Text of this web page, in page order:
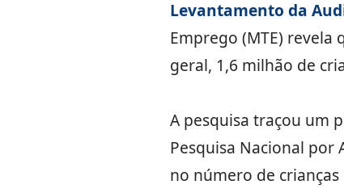
Levantamento da
Emprego (MTE) revela
geral, 1,6 milhão de
A pesquisa traçou um
Pesquisa Nacional por
no número de